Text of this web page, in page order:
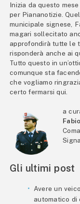
Inizia da questo
per Piananotizie.
municipale signese,
magari sollecitato
approfondirà tutte le
risponderà anche ai
Tutto questo in
comunque sta
che vogliamo
certo fermarsi qui.
a
Signa
Gli ultimi post
Avere un
automatico di